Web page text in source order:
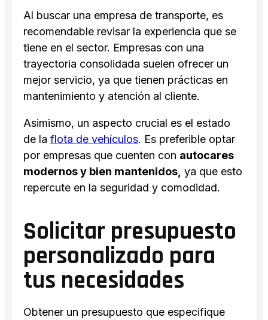
Al buscar una empresa de transporte, es
recomendable revisar la experiencia que se
tiene en el sector. Empresas con una
trayectoria consolidada suelen ofrecer un
mejor servicio, ya que tienen prácticas en
mantenimiento y atención al cliente.
Asimismo, un aspecto crucial es el estado
de la flota de vehículos. Es preferible optar
por empresas que cuenten con autocares
modernos y bien mantenidos, ya que esto
repercute en la seguridad y comodidad.
Solicitar presupuesto
personalizado para
tus necesidades
Obtener un presupuesto que especifique